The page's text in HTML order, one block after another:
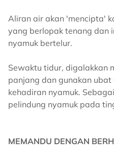
Aliran air akan 'mencipta'
yang berlopak tenang dan
nyamuk bertelur.
Sewaktu tidur, digalakkan
panjang dan gunakan
kehadiran nyamuk.
pelindung nyamuk pada
MEMANDU DENGAN